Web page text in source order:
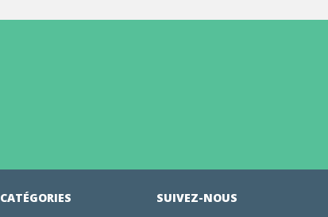
CATÉGORIES SUIVEZ-NOUS